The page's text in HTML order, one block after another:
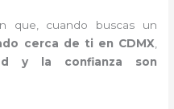
que, cuando buscas un
cerca de ti en CDMX,
y la confianza son